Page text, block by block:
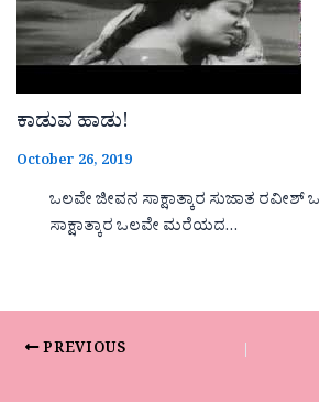
ಕಾಡುವ ಹಾಡು!
October 26, 2019
ಒಲವೇ ಜೀವನ ಸಾಕ್ಷಾತ್ಕಾರ ಸುಜಾತ ರವೀಶ್
ಸಾಕ್ಷಾತ್ಕಾರ ಒಲವೇ ಮರೆಯದ…
PREVIOUS